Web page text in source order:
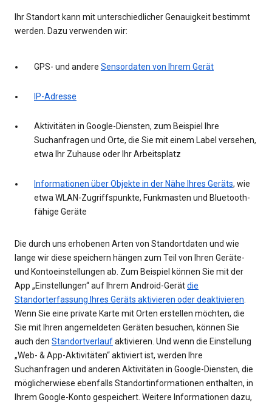
Ihr Standort kann mit unterschiedlicher Genauigkeit bestimmt
werden. Dazu verwenden wir:
GPS- und andere Sensordaten von Ihrem Gerät
IP-Adresse
Aktivitäten in Google-Diensten, zum Beispiel Ihre
Suchanfragen und Orte, die Sie mit einem Label versehen,
etwa Ihr Zuhause oder Ihr Arbeitsplatz
Informationen über Objekte in der Nähe Ihres Geräts, wie
etwa WLAN-Zugriffspunkte, Funkmasten und Bluetooth-
fähige Geräte
Die durch uns erhobenen Arten von Standortdaten und wie
lange wir diese speichern hängen zum Teil von Ihren Geräte-
und Kontoeinstellungen ab. Zum Beispiel können Sie mit der
App „Einstellungen“ auf Ihrem Android-Gerätdie
Standorterfassung Ihres Geräts aktivieren oder deaktivieren.
Wenn Sie eine private Karte mit Orten erstellen möchten, die
Sie mit Ihren angemeldeten Geräten besuchen, können Sie
auch den Standortverlaufaktivieren. Und wenn die Einstellung
„Web- & App-Aktivitäten“ aktiviert ist, werden Ihre
Suchanfragen und anderen Aktivitäten in Google-Diensten, die
möglicherwiese ebenfalls Standortinformationen enthalten, in
Ihrem Google-Konto gespeichert. Weitere Informationen dazu,